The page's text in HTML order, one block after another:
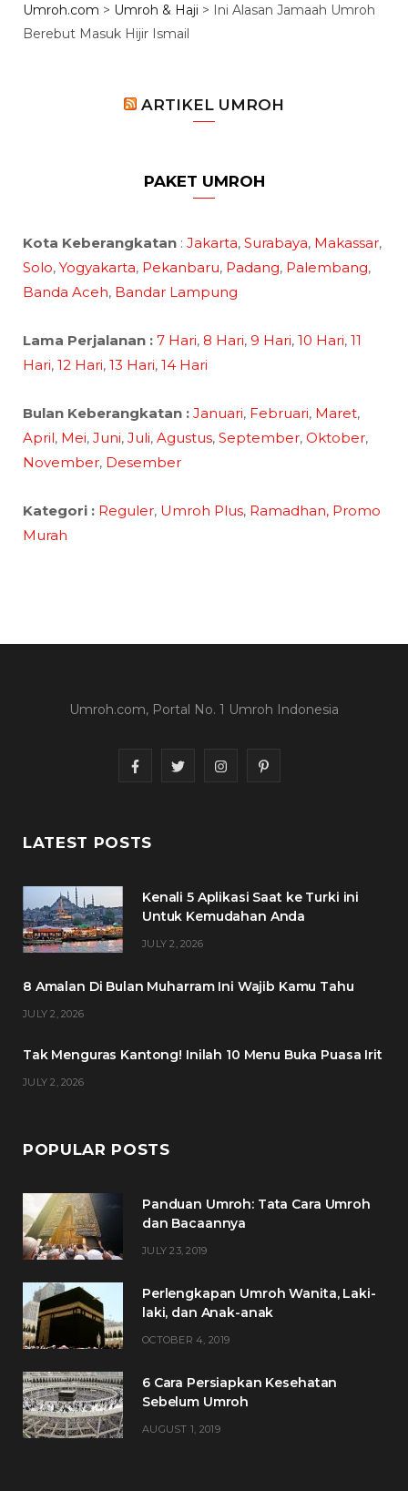
Umroh.com > Umroh & Haji > Ini Alasan Jamaah Umroh
Berebut Masuk Hijir Ismail
ARTIKEL UMROH
PAKET UMROH
Kota Keberangkatan : Jakarta, Surabaya, Makassar,
Solo, Yogyakarta, Pekanbaru, Padang, Palembang,
Banda Aceh, Bandar Lampung
Lama Perjalanan : 7 Hari, 8 Hari, 9 Hari, 10 Hari, 11
Hari, 12 Hari, 13 Hari, 14 Hari
Bulan Keberangkatan : Januari, Februari, Maret,
April, Mei, Juni, Juli, Agustus, September, Oktober,
November, Desember
Kategori : Reguler, Umroh Plus, Ramadhan, Promo
Murah
Umroh.com, Portal No. 1 Umroh Indonesia
F
c
b
T
t
I
a
P
e
LATEST POSTS
Kenali 5 Aplikasi Saat ke Turki ini
Untuk Kemudahan Anda
JULY 2, 2026
8 Amalan Di Bulan Muharram Ini Wajib Kamu Tahu
JULY 2, 2026
Tak Menguras Kantong! Inilah 10 Menu Buka Puasa Irit
JULY 2, 2026
POPULAR POSTS
Panduan Umroh: Tata Cara Umroh
dan Bacaannya
JULY 23, 2019
Perlengkapan Umroh Wanita, Laki-
laki, dan Anak-anak
OCTOBER 4, 2019
6 Cara Persiapkan Kesehatan
Sebelum Umroh
AUGUST 1, 2019